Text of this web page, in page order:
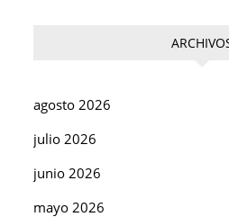
agosto 2026
julio 2026
junio 2026
mayo 2026